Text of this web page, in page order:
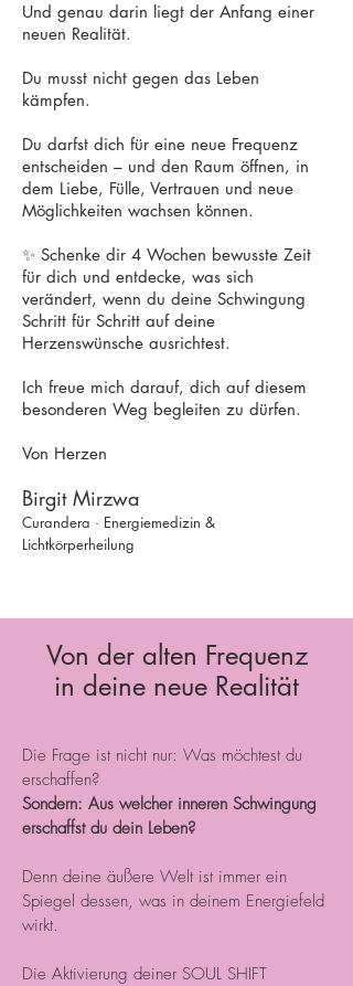
Und genau darin liegt der Anfang einer
neuen Realität.
Du musst nicht gegen das Leben
kämpfen.
Du darfst dich für eine neue Frequenz
entscheiden – und den Raum öffnen, in
dem Liebe, Fülle, Vertrauen und neue
Möglichkeiten wachsen können.
✨ Schenke dir 4 Wochen bewusste Zeit
für dich und entdecke, was sich
verändert, wenn du deine Schwingung
Schritt für Schritt auf deine
Herzenswünsche ausrichtest.
Ich freue mich darauf, dich auf diesem
besonderen Weg begleiten zu dürfen.
Von Herzen
Birgit Mirzwa
Curandera · Energiemedizin &
Lichtkörperheilung
Von der alten Frequenz
in deine neue Realität
Die Frage ist nicht nur: Was möchtest du
erschaffen?
Sondern: Aus welcher inneren Schwingung
erschaffst du dein Leben?
Denn deine äußere Welt ist immer ein
Spiegel dessen, was in deinem Energiefeld
wirkt.
Die Aktivierung deiner SOUL SHIFT